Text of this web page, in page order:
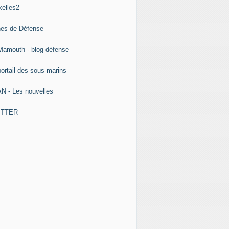
de Défense
- blog défense
des sous-marins
- Les nouvelles